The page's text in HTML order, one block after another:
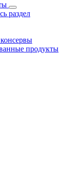
раздел
продукты